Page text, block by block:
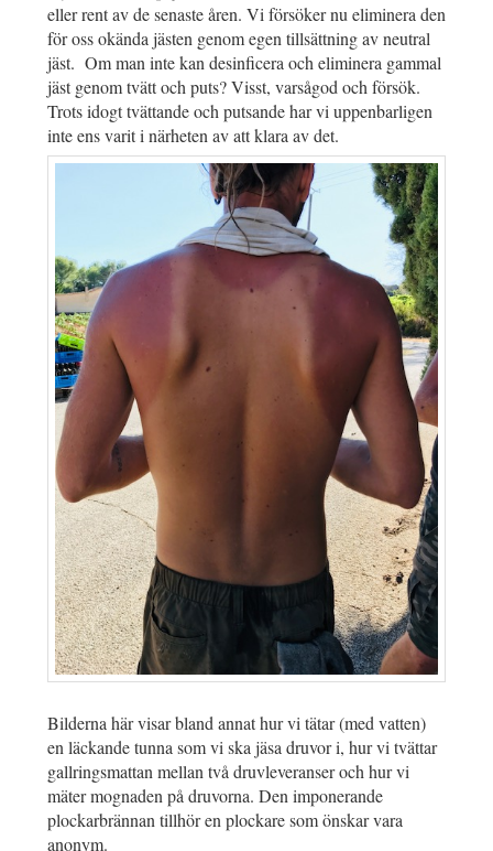
eller rent av de senaste åren. Vi försöker nu eliminera den
för oss okända jästen genom egen tillsättning av neutral
jäst. Om man inte kan desinficera och eliminera gammal
jäst genom tvätt och puts? Visst, varsågod och försök.
Trots idogt tvättande och putsande har vi uppenbarligen
inte ens varit i närheten av att klara av det.
Bilderna här visar bland annat hur vi tätar (med vatten)
en läckande tunna som vi ska jäsa druvor i, hur vi tvättar
gallringsmattan mellan två druvleveranser och hur vi
mäter mognaden på druvorna. Den imponerande
plockarbrännan tillhör en plockare som önskar vara
anonym.